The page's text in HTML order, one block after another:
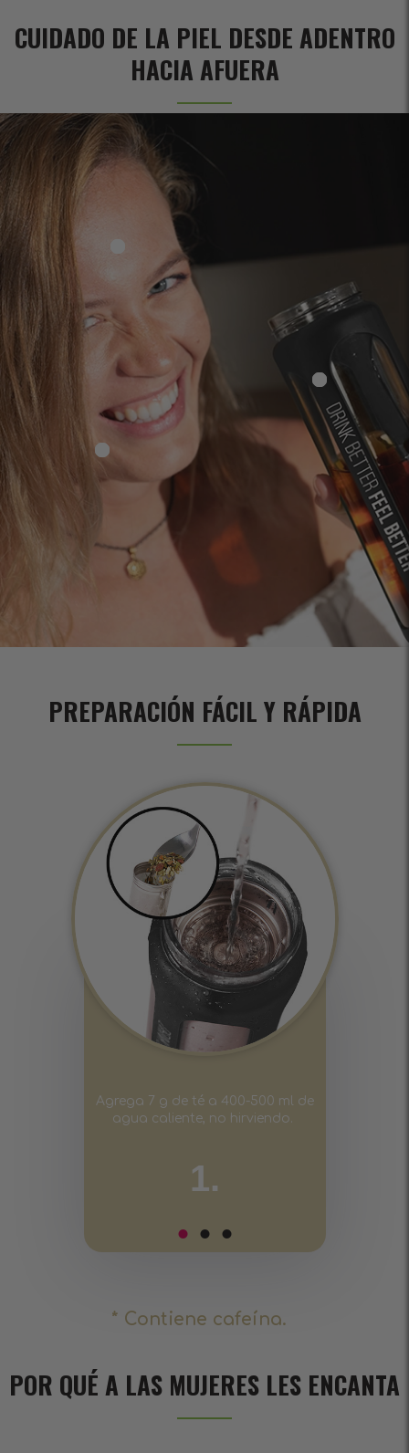
CUIDADO DE LA PIEL DESDE ADENTRO
HACIA AFUERA
PREPARACIÓN FÁCIL Y RÁPIDA
Agrega 7 g de té a 400-500 ml de
agua caliente, no hirviendo.
1.
* Contiene cafeína.
POR QUÉ A LAS MUJERES LES ENCANTA